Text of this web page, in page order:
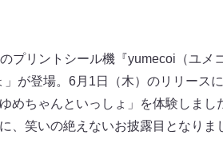
リントシール機『yumecoi（ユメ
が登場。6月1日（木）のリリース
めちゃんといっしょ」を体験しまし
笑いの絶えないお披露目となりま